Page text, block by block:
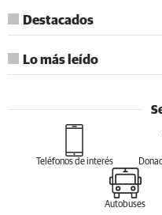
Destacados
Lo más leído
Teléfonos de interés
Autobuses